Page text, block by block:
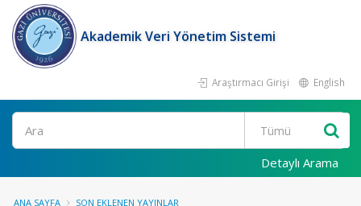
Akademik Veri Yönetim Sistemi
Araştırmacı Girişi English
Ara
Detaylı Arama
ANA SAYFA SON EKLENEN YAYINLAR